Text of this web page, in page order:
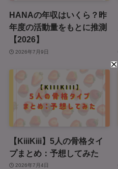
HANAの年収はいくら？昨
年度の活動量をもとに推測
【2026】
2026年7月9日
【KiiiKiii】5人の骨格タイ
プまとめ：予想してみた
2026年7月4日